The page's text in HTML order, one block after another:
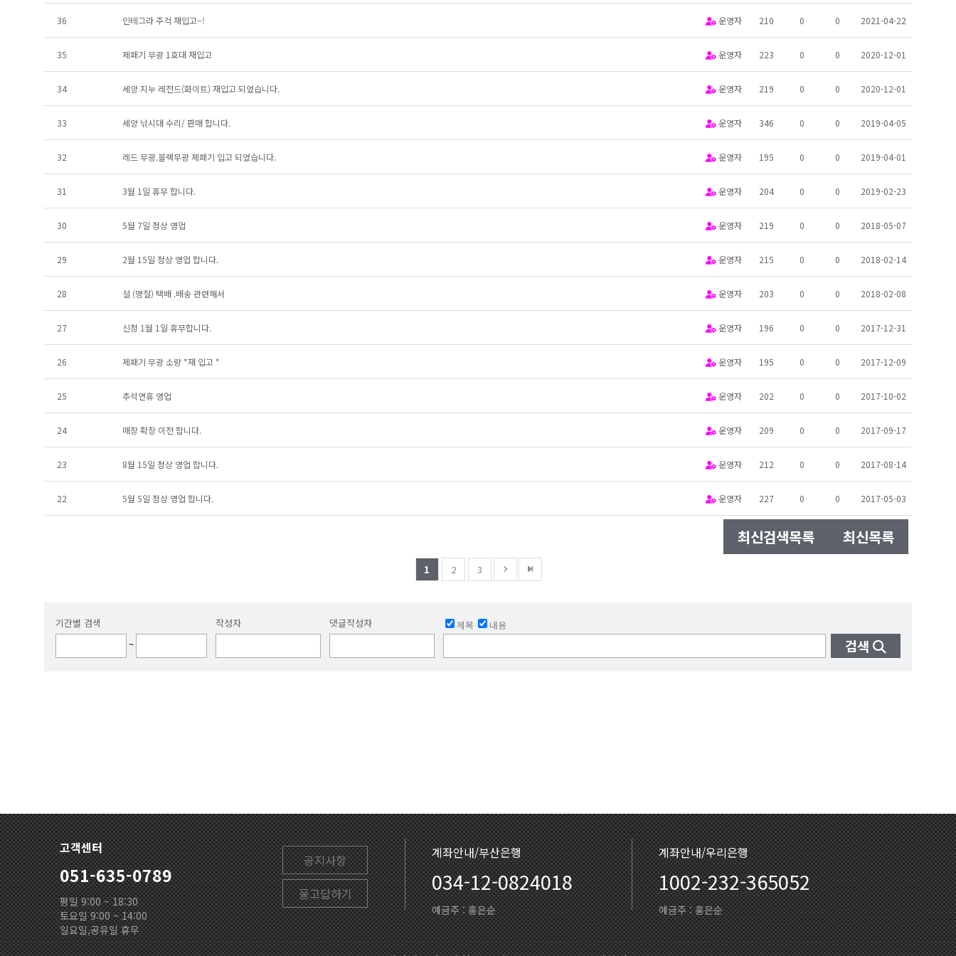
36 인테그라 주걱 재입고~! 운영자 210 0 0 2021-04-22
35 제패기 무광 1호대 재입고 운영자 223 0 0 2020-12-01
34 세양 지누 레전드(화이트) 재입고 되었습니다. 운영자 219 0 0 2020-12-01
33 세양 낚시대 수리/ 판매 합니다. 운영자 346 0 0 2019-04-05
32 레드 무광.블랙무광 제패기 입고 되었습니다. 운영자 195 0 0 2019-04-01
31 3월 1일 휴무 합니다. 운영자 204 0 0 2019-02-23
30 5월 7일 정상 영업 운영자 219 0 0 2018-05-07
29 2월 15일 정상 영업 합니다. 운영자 215 0 0 2018-02-14
28 설 (명절) 택배 .배송 관련해서 운영자 203 0 0 2018-02-08
27 신정 1월 1일 휴무합니다. 운영자 196 0 0 2017-12-31
26 제패기 무광 소량 *재 입고 * 운영자 195 0 0 2017-12-09
25 추석연휴 영업 운영자 202 0 0 2017-10-02
24 매장 확장 이전 합니다. 운영자 209 0 0 2017-09-17
23 8월 15일 정상 영업 합니다. 운영자 212 0 0 2017-08-14
22 5월 5일 정상 영업 합니다. 운영자 227 0 0 2017-05-03
최신검색목록 최신목록
1 2 3
기간별 검색
~
작성자 댓글작성자 제목 내용
검색
고객센터
051-635-0789
평일 9:00 ~ 18:30
토요일 9:00 ~ 14:00
일요일,공유일 휴무
공지사항
묻고답하기
계좌안내/부산은행
034-12-0824018
예금주 : 홍은순
계좌안내/우리은행
1002-232-365052
예금주 : 홍은순